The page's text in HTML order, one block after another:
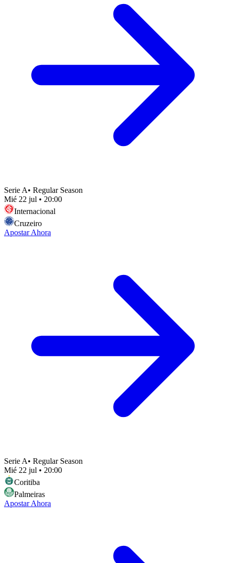
Serie A• Regular Season
Mié 22 jul • 20:00
Internacional
Cruzeiro
Apostar Ahora
Serie A• Regular Season
Mié 22 jul • 20:00
Coritiba
Palmeiras
Apostar Ahora